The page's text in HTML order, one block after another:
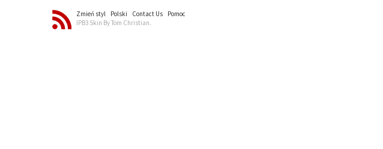
Zmień styl Polski Contact Us
Pomoc
IPB3 Skin By Tom Christian.